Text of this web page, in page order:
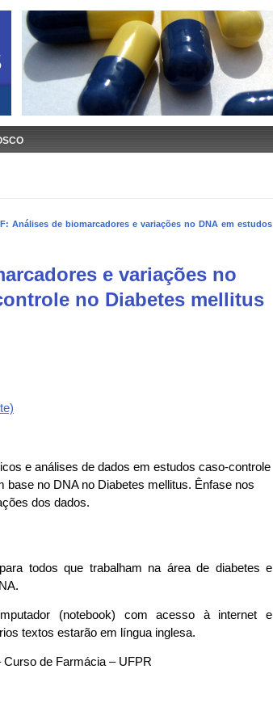
Análises de biomarcadores e variações no DNA em estudos
e variações no
no Diabetes mellitus
e análises de dados em estudos caso-controle
no DNA no Diabetes mellitus. Ênfase nos
dos dados.
todos que trabalham na área de diabetes e
(notebook) com acesso à internet e
textos estarão em língua inglesa.
de Farmácia – UFPR